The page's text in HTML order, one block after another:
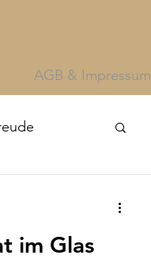
AGB & Impressum
im Glas